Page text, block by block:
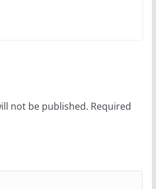
not be published. Required